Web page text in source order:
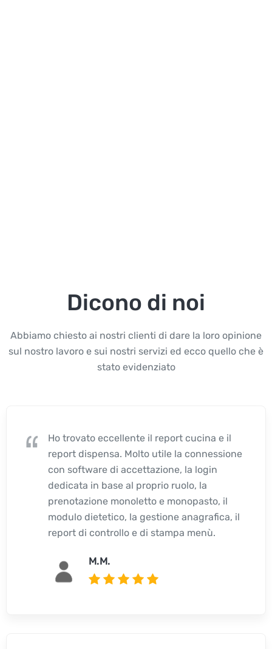
Dicono di noi
Abbiamo chiesto ai nostri clienti di dare la loro opinione
sul nostro lavoro e sui nostri servizi ed ecco quello che è
stato evidenziato
Ho trovato eccellente il report cucina e il
report dispensa. Molto utile la connessione
con software di accettazione, la login
dedicata in base al proprio ruolo, la
prenotazione monoletto e monopasto, il
modulo dietetico, la gestione anagrafica, il
report di controllo e di stampa menù.
M.M.